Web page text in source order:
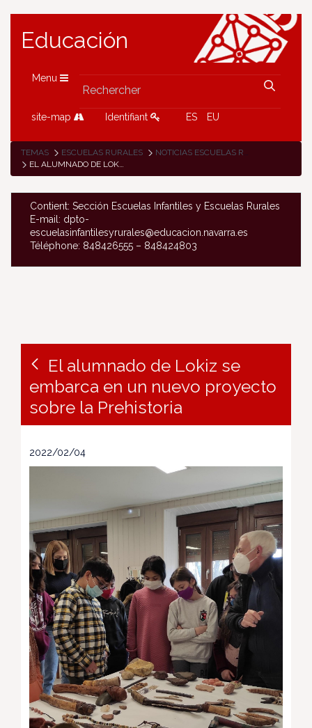
Educación
Menu
site-map Identifiant ES EU
TEMAS ESCUELAS RURALES
NOTICIAS ESCUELAS RURALES
EL ALUMNADO DE LOKIZ SE EMBARCA EN UN NUEVO PROYECTO SOBRE LA PREHISTORIA
Contient: Sección Escuelas Infantiles y Escuelas Rurales
E-mail: dpto-
escuelasinfantilesyrurales@educacion.navarra.es
Téléphone: 848426555 – 848424803
El alumnado de Lokiz se
embarca en un nuevo proyecto
sobre la Prehistoria
2022/02/04